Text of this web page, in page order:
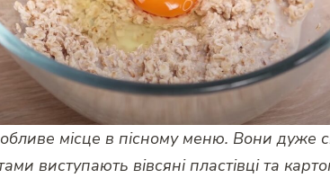
місце в пісному меню. Вони дуже
виступають вівсяні пластівці та